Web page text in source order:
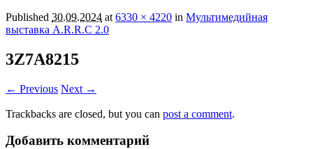
Published 30.09.2024 at 6330 × 4220 in Мультимедийная
выставка A.R.R.C 2.0
3Z7A8215
← Previous Next →
Trackbacks are closed, but you can post a comment.
Добавить комментарий